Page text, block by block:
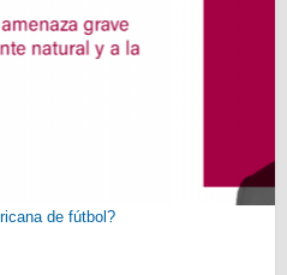
de fútbol?